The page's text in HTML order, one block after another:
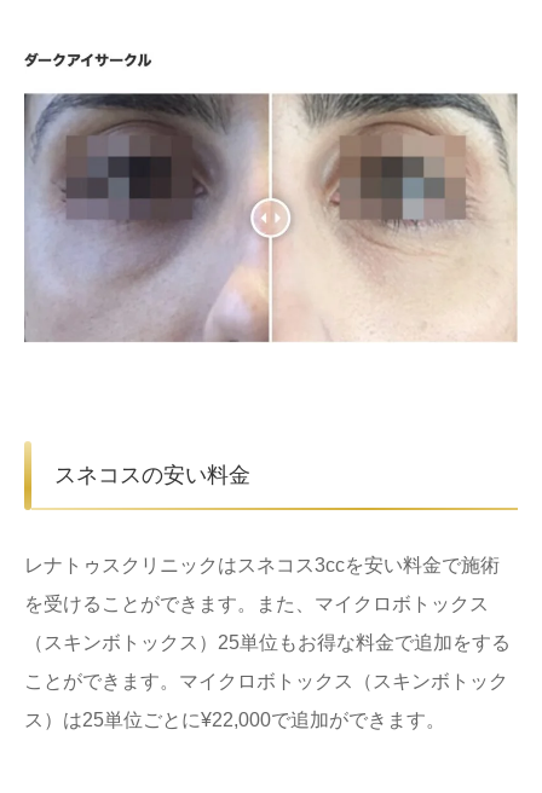
スネコスの安い料金
レナトゥスクリニックはスネコス3ccを安い料金で施術
を受けることができます。また、マイクロボトックス
（スキンボトックス）25単位もお得な料金で追加をする
ことができます。マイクロボトックス（スキンボトック
ス）は25単位ごとに¥22,000で追加ができます。